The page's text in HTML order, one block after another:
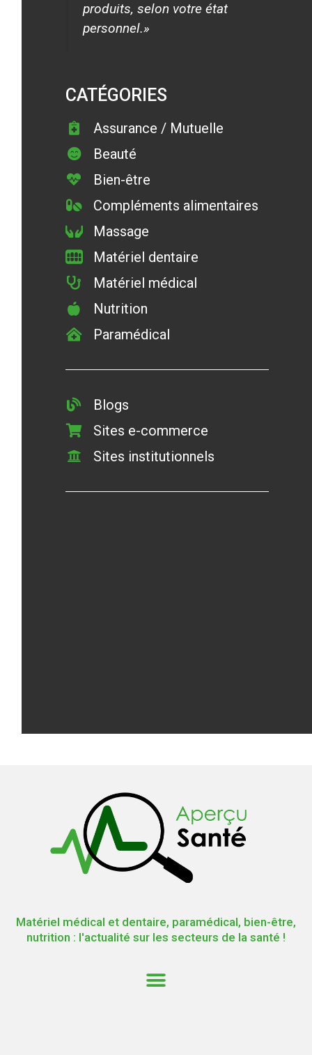
produits, selon votre état
personnel.»
CATÉGORIES
Assurance / Mutuelle
Beauté
Bien-être
Compléments alimentaires
Massage
Matériel dentaire
Matériel médical
Nutrition
Paramédical
Blogs
Sites e-commerce
Sites institutionnels
Matériel médical et dentaire, paramédical, bien-être,
nutrition : l'actualité sur les secteurs de la santé !